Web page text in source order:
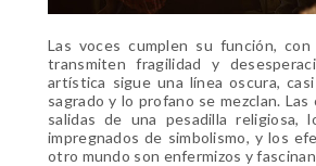
Las voces cumplen su función,
transmiten fragilidad y
artística sigue una línea oscura,
sagrado y lo profano se mezclan.
salidas de una pesadilla religiosa,
impregnados de simbolismo, y los
otro mundo son enfermizos y